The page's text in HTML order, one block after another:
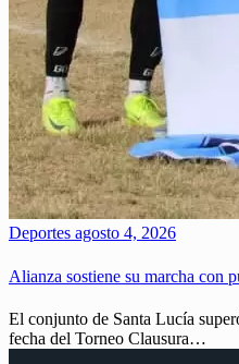
Deportes agosto 4, 2026
Alianza sostiene su marcha con
El conjunto de Santa Lucía
fecha del Torneo Clausura…